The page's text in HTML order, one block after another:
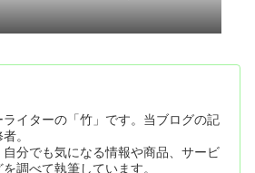
ライターの「竹」です。当ブログの記
。
自分でも気になる情報や商品、サービ
を調べて執筆しています。